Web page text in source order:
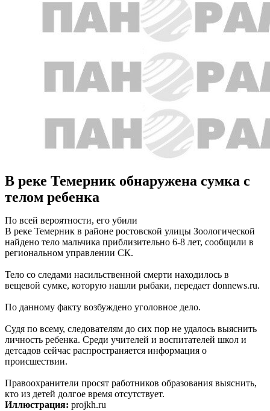
В реке Темерник обнаружена сумка с
телом ребенка
По всей вероятности, его убили
В реке Темерник в районе ростовской улицы Зоологической
найдено тело мальчика приблизительно 6-8 лет, сообщили в
региональном управлении СК.
Тело со следами насильственной смерти находилось в
вещевой сумке, которую нашли рыбаки, передает donnews.ru.
По данному факту возбуждено уголовное дело.
Судя по всему, следователям до сих пор не удалось выяснить
личность ребенка. Среди учителей и воспитателей школ и
детсадов сейчас распространяется информация о
происшествии.
Правоохранители просят работников образования выяснить,
кто из детей долгое время отсутствует.
Иллюстрация: projkh.ru